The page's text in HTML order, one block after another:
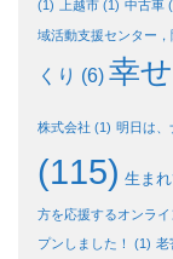
(1) 上越市 (1) 中古車
域活動支援センター
くり (6) 幸せ
株式会社 (1) 明日は、
(115) 生ま
方を応援するオンラ
プンしました！
(1) 老